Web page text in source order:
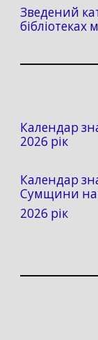
Зведений
бібліотеках
Календар
2026 рік
Календар
Сумщини на
2026 рік